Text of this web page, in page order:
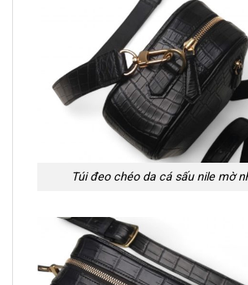
Túi đeo chéo da cá sấu nile mờ